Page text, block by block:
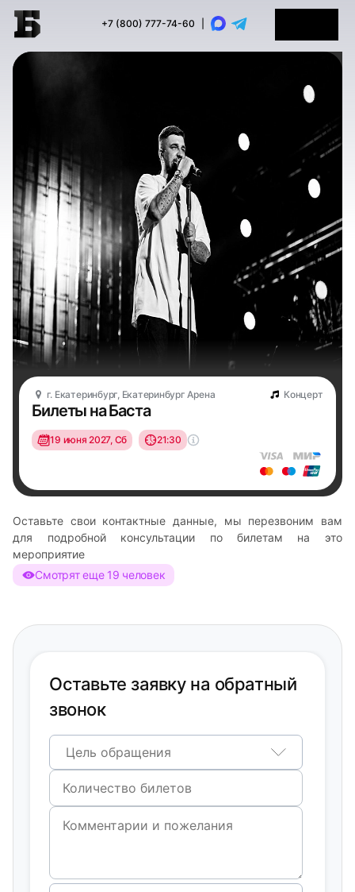
+7 (800) 777-74-60
г. Екатеринбург, Екатеринбург Арена Концерт
Билеты на Баста
19 июня 2027, Сб 21:30
Оставьте свои контактные данные, мы перезвоним вам
для подробной консультации по билетам на это
мероприятие
Смотрят еще 19 человек
Оставьте заявку на обратный
звонок
Цель обращения